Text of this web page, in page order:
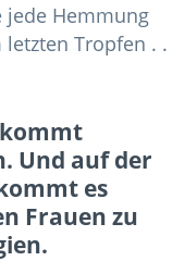
jede Hemmung
letzten Tropfen . .
Und auf der
es
Frauen zu